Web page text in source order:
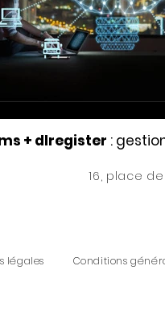
#Data_Sharing
#filtrer_la na
+ dlregister :
16, place
légales Conditions